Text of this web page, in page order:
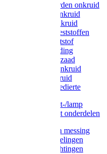
Protect Garden onkruid
Diversen onkruid
Solabiol onkruid
Solabiol meststoffen
Pokon meststof
Pokon voeding
Pokon graszaad
Roundup onkruid
Pokon onkruid
Pokon ongedierte
Vliegenkast-/lamp
Vliegenkast onderdelen
Zuigkorven messing
Geka koppelingen
Geka afdichtingen